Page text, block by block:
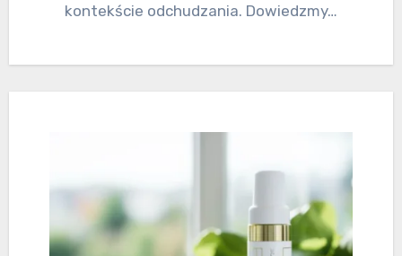
kontekście odchudzania. Dowiedzmy…